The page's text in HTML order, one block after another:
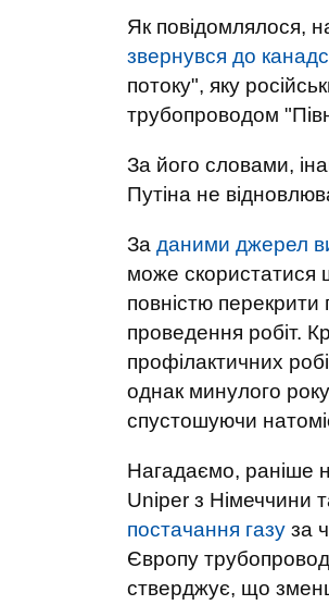
Як повідомлялося,
звернувся до
потоку", яку
трубопроводом
За його словами,
Путіна не
За даними джерел
може скористатися
повністю перекрити
проведення робіт.
профілактичних
однак минулого року
спустошуючи
Нагадаємо, раніше
Uniper з Німеччини
постачання газу за
Європу
стверджує, що